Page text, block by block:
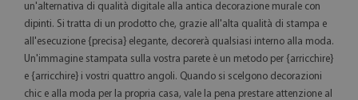
un'alternativa di qualità digitale alla antica decorazione murale con
dipinti. Si tratta di un prodotto che, grazie all'alta qualità di stampa e
all'esecuzione {precisa} elegante, decorerà qualsiasi interno alla moda.
Un'immagine stampata sulla vostra parete è un metodo per {arricchire}
e {arricchire} i vostri quattro angoli. Quando si scelgono decorazioni
chic e alla moda per la propria casa, vale la pena prestare attenzione al